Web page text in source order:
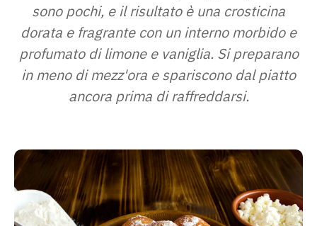
sono pochi, e il risultato è una crosticina
dorata e fragrante con un interno morbido e
profumato di limone e vaniglia. Si preparano
in meno di mezz'ora e spariscono dal piatto
ancora prima di raffreddarsi.